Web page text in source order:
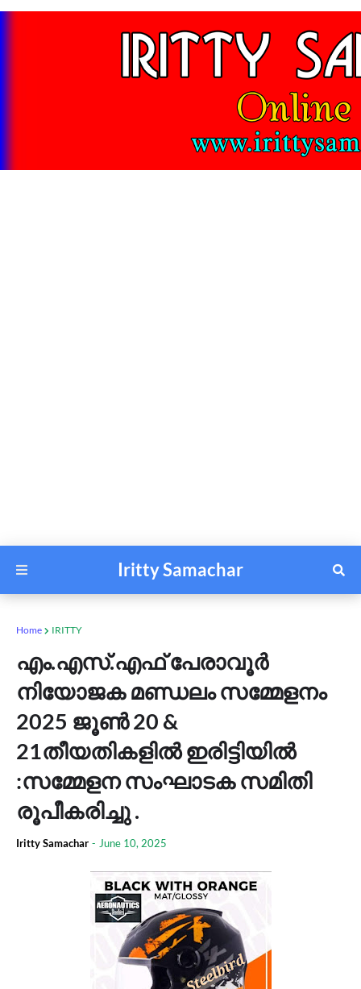
Iritty Samachar
Home IRITTY
എം.എസ്.എഫ് പേരാവൂർ
നിയോജക മണ്ഡലം സമ്മേളനം
2025 ജൂൺ 20 &
21തീയതികളിൽ ഇരിട്ടിയിൽ
:സമ്മേളന സംഘാടക സമിതി
രൂപീകരിച്ചു .
Iritty Samachar - June 10, 2025